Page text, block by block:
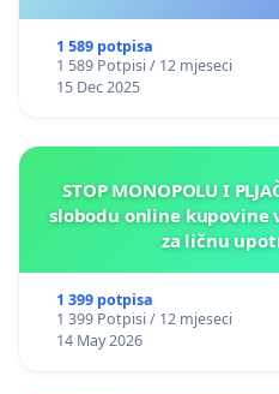
1 589 potpisa
1 589 Potpisi / 12 mjeseci
15 Dec 2025
STOP MONOPOLU I
slobodu online
za ličnu
1 399 potpisa
1 399 Potpisi / 12 mjeseci
14 May 2026